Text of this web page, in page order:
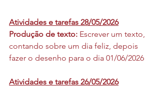
Atividades e tarefas 28/05/2026
Produção de texto: Escrever um texto,
contando sobre um dia feliz, depois
fazer o desenho para o dia 01/06/2026
Atividades e tarefas 26/05/2026